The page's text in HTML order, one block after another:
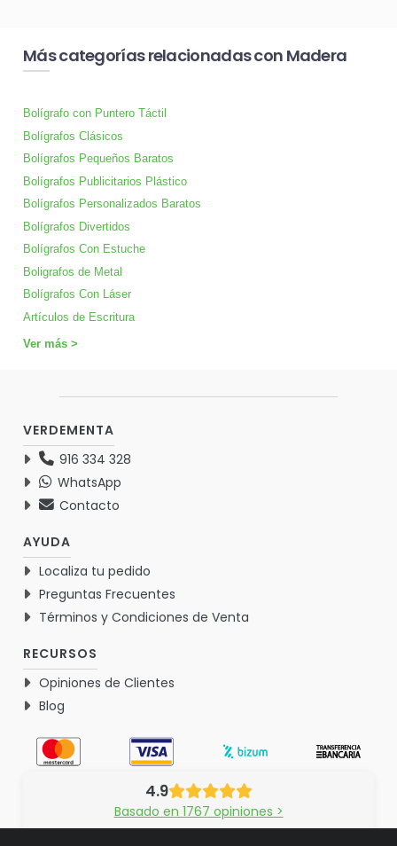
Más categorías relacionadas con Madera
Bolígrafo con Puntero Táctil
Bolígrafos Clásicos
Bolígrafos Pequeños Baratos
Bolígrafos Publicitarios Plástico
Bolígrafos Personalizados Baratos
Bolígrafos Divertidos
Bolígrafos Con Estuche
Boligrafos de Metal
Bolígrafos Con Láser
Artículos de Escritura
Ver más >
VERDEMENTA
916 334 328
WhatsApp
Contacto
AYUDA
Localiza tu pedido
Preguntas Frecuentes
Términos y Condiciones de Venta
RECURSOS
Opiniones de Clientes
Blog
4.9
Basado en 1767 opiniones >